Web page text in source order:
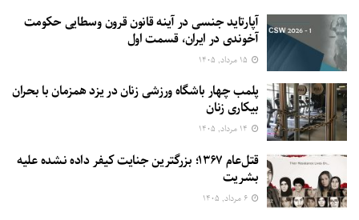
آپارتاید جنسی در آینه قانون قرون وسطایی حکومت
آخوندی در ایران، قسمت اول
پلمب چهار باشگاه ورزشی زنان در یزد همزمان با بحران
بیکاری زنان
قتل‌عام ۱۳۶۷؛ بزرگترین جنایت کیفر داده نشده علیه
بشریت